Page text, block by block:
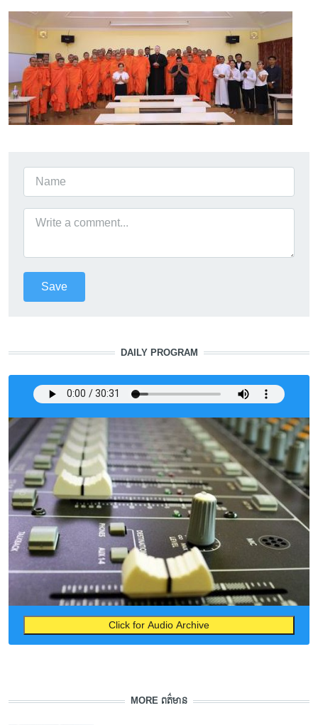
DAILY PROGRAM
Click for Audio Archive
MORE ពត៌មាន